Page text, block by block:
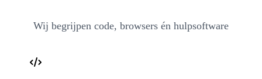
Wij begrijpen code, browsers én hulpsoftware